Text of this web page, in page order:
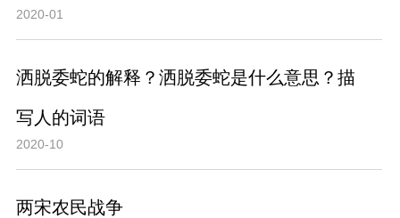
2020-01
洒脱委蛇的解释？洒脱委蛇是什么意思？描
写人的词语
2020-10
两宋农民战争